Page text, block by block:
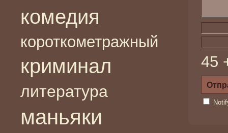
комедия
короткометражный
криминал
литература
маньяки
45